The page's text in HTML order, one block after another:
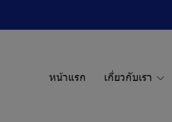
หน้าแรก เกี่ยวกับเรา